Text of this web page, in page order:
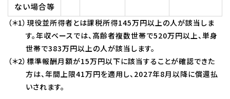
ない場合等
（＊1）現役並所得者とは課税所得145万円以上の人が該当しま
す。年収ベースでは、高齢者複数世帯で520万円以上、単身
世帯で383万円以上の人が該当します。
（＊2）標準報酬月額が15万円以下に該当することが確認できた
方は、年間上限41万円を適用し、2027年8月以降に償還払
いされます。